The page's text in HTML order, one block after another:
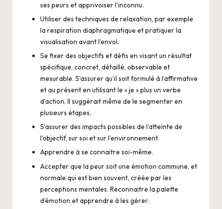
ses peurs et apprivoiser l’inconnu.
Utiliser des techniques de relaxation, par exemple
la respiration diaphragmatique et pratiquer la
visualisation avant l’envol.
Se fixer des objectifs et défis en visant un résultat
spécifique, concret, détaillé, observable et
mesurable. S’assurer qu’il soit formulé à l’affirmative
et au présent en utilisant le « je » plus un verbe
d’action. Il suggérait même de le segmenter en
plusieurs étapes.
S’assurer des impacts possibles de l’atteinte de
l’objectif, sur soi et sur l’environnement.
Apprendre à se connaitre soi-même.
Accepter que la peur soit une émotion commune, et
normale qui est bien souvent, créée par les
perceptions mentales. Reconnaitre la palette
d’émotion et apprendre à les gérer.